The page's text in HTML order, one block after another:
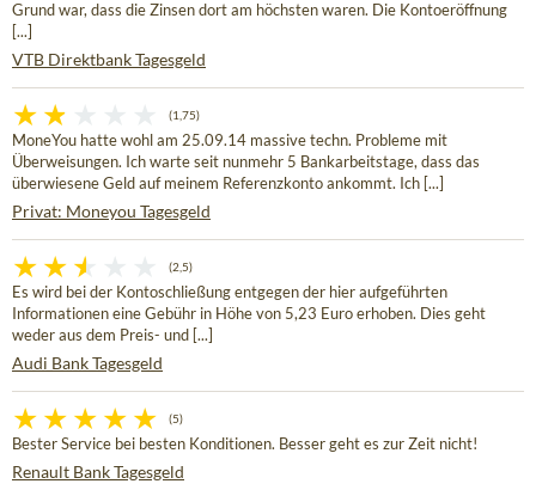
Grund war, dass die Zinsen dort am höchsten waren. Die Kontoeröffnung
[...]
VTB Direktbank Tagesgeld
(1,75)
MoneYou hatte wohl am 25.09.14 massive techn. Probleme mit
Überweisungen. Ich warte seit nunmehr 5 Bankarbeitstage, dass das
überwiesene Geld auf meinem Referenzkonto ankommt. Ich [...]
Privat: Moneyou Tagesgeld
(2,5)
Es wird bei der Kontoschließung entgegen der hier aufgeführten
Informationen eine Gebühr in Höhe von 5,23 Euro erhoben. Dies geht
weder aus dem Preis- und [...]
Audi Bank Tagesgeld
(5)
Bester Service bei besten Konditionen. Besser geht es zur Zeit nicht!
Renault Bank Tagesgeld